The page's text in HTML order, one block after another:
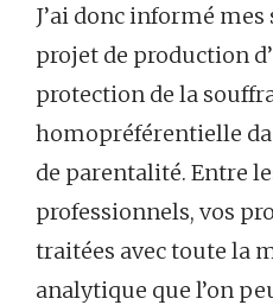
J’ai donc informé
projet de production
protection de la
homopréférentielle
de parentalité. Entre
professionnels, vos
traitées avec toute la
analytique que l’on